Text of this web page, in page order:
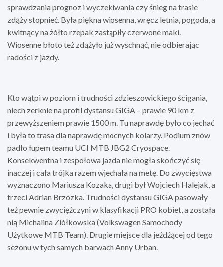
sprawdzania prognoz i wyczekiwania czy śnieg na trasie
zdąży stopnieć. Była piękna wiosenna, wręcz letnia, pogoda, a
kwitnący na żółto rzepak zastąpiły czerwone maki.
Wiosenne błoto też zdążyło już wyschnąć, nie odbierając
radości z jazdy.
Kto wątpi w poziom i trudności zdzieszowickiego ścigania,
niech zerknie na profil dystansu GIGA – prawie 90 km z
przewyższeniem prawie 1500 m. Tu naprawdę było co jechać
i była to trasa dla naprawdę mocnych kolarzy. Podium znów
padło łupem teamu UCI MTB JBG2 Cryospace.
Konsekwentna i zespołowa jazda nie mogła skończyć się
inaczej i cała trójka razem wjechała na metę. Do zwycięstwa
wyznaczono Mariusza Kozaka, drugi był Wojciech Halejak, a
trzeci Adrian Brzózka. Trudności dystansu GIGA pasowały
też pewnie zwyciężczyni w klasyfikacji PRO kobiet, a została
nią Michalina Ziółkowska (Volkswagen Samochody
Użytkowe MTB Team). Drugie miejsce dla jeżdżącej od tego
sezonu w tych samych barwach Anny Urban.